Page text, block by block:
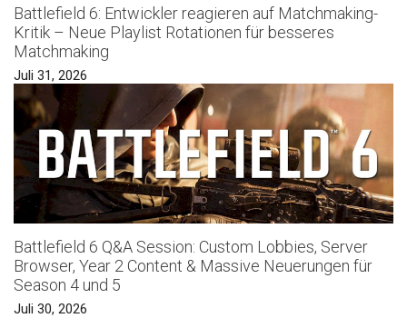
Battlefield 6: Entwickler reagieren auf Matchmaking-
Kritik – Neue Playlist Rotationen für besseres
Matchmaking
Juli 31, 2026
Battlefield 6 Q&A Session: Custom Lobbies, Server
Browser, Year 2 Content & Massive Neuerungen für
Season 4 und 5
Juli 30, 2026